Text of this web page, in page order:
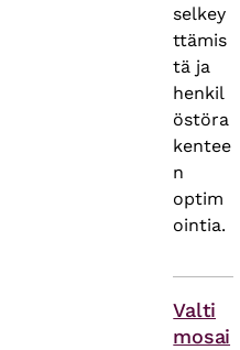
selkey
ttämis
tä ja
henkil
östöra
kentee
n
optim
ointia.
Valti
mosai